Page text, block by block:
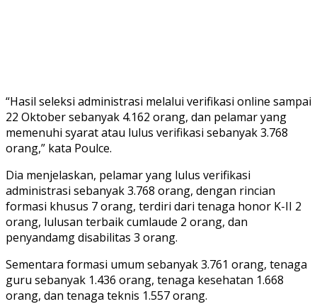
“Hasil seleksi administrasi melalui verifikasi online sampai
22 Oktober sebanyak 4.162 orang, dan pelamar yang
memenuhi syarat atau lulus verifikasi sebanyak 3.768
orang,” kata Poulce.
Dia menjelaskan, pelamar yang lulus verifikasi
administrasi sebanyak 3.768 orang, dengan rincian
formasi khusus 7 orang, terdiri dari tenaga honor K-II 2
orang, lulusan terbaik cumlaude 2 orang, dan
penyandamg disabilitas 3 orang.
Sementara formasi umum sebanyak 3.761 orang, tenaga
guru sebanyak 1.436 orang, tenaga kesehatan 1.668
orang, dan tenaga teknis 1.557 orang.